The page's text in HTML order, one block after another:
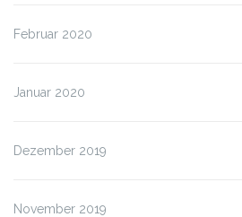
Februar 2020
Januar 2020
Dezember 2019
November 2019